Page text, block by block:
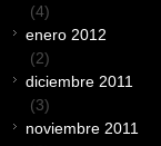
(4)
enero 2012
(2)
diciembre 2011
(3)
noviembre 2011